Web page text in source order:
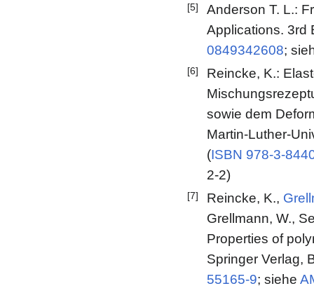
[5]
Anderson T. L.:
Applications. 3rd
0849342608;
[6]
Reincke, K.:
sowie dem
Martin-Luther-
(ISBN 978-3-
2-2)
[7] Reincke, K.,
Grellmann, W.,
Properties of
Springer Verlag,
55165-9; siehe